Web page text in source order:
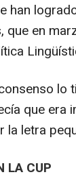
han
que en
lo
que era
letra
LA CUP